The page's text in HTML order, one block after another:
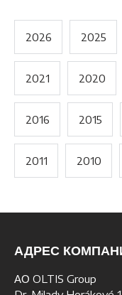
2026 2025
2021 2020
2016 2015
2011 2010
АДРЕС
АО OLTIS Group